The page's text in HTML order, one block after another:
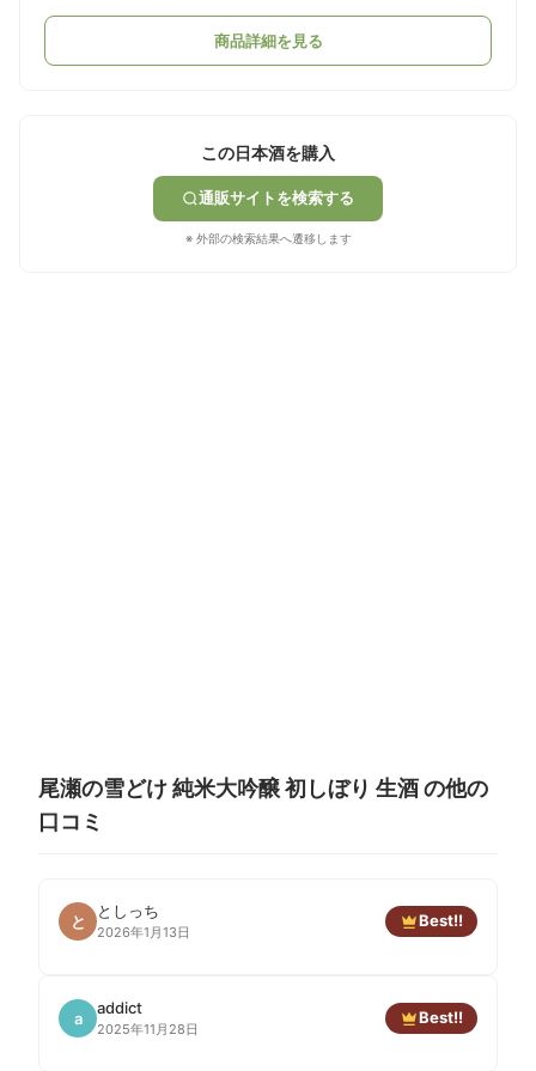
商品詳細を見る
この日本酒を購入
通販サイトを検索する
※ 外部の検索結果へ遷移します
尾瀬の雪どけ 純米大吟醸 初しぼり 生酒 の他の
口コミ
と
としっち
2026年1月13日
Best!!
a
addict
2025年11月28日
Best!!